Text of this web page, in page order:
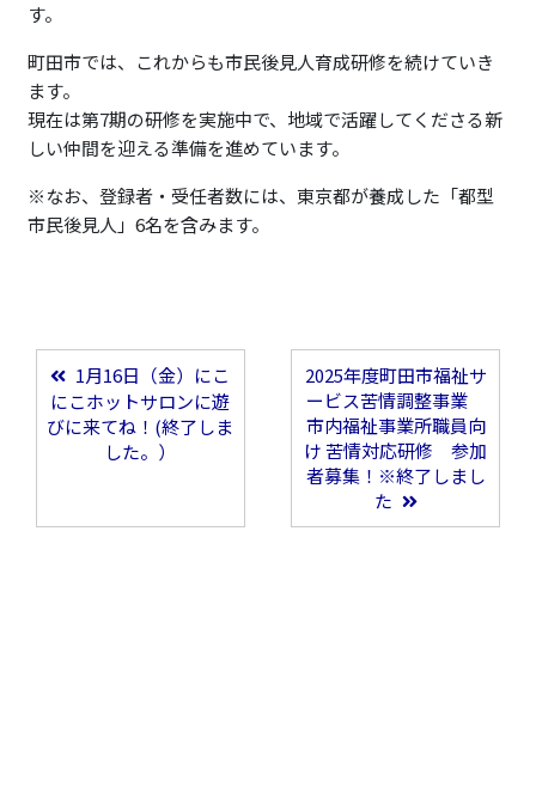
す。
町田市では、これからも市民後見人育成研修を続けていき
ます。
現在は第7期の研修を実施中で、地域で活躍してくださる新
しい仲間を迎える準備を進めています。
※なお、登録者・受任者数には、東京都が養成した「都型
市民後見人」6名を含みます。
投稿ナビゲーション
1月16日（金）にこ
にこホットサロンに遊
びに来てね！(終了しま
した。）
2025年度町田市福祉サ
ービス苦情調整事業
市内福祉事業所職員向
け 苦情対応研修 参加
者募集！※終了しまし
た